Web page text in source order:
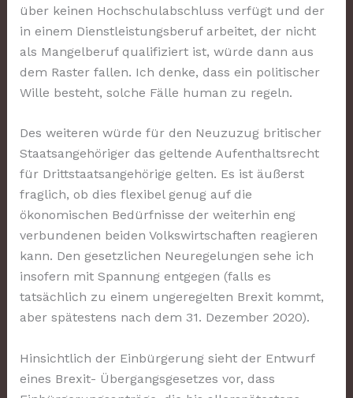
über keinen Hochschulabschluss verfügt und der
in einem Dienstleistungsberuf arbeitet, der nicht
als Mangelberuf qualifiziert ist, würde dann aus
dem Raster fallen. Ich denke, dass ein politischer
Wille besteht, solche Fälle human zu regeln.
Des weiteren würde für den Neuzuzug britischer
Staatsangehöriger das geltende Aufenthaltsrecht
für Drittstaatsangehörige gelten. Es ist äußerst
fraglich, ob dies flexibel genug auf die
ökonomischen Bedürfnisse der weiterhin eng
verbundenen beiden Volkswirtschaften reagieren
kann. Den gesetzlichen Neuregelungen sehe ich
insofern mit Spannung entgegen (falls es
tatsächlich zu einem ungeregelten Brexit kommt,
aber spätestens nach dem 31. Dezember 2020).
Hinsichtlich der Einbürgerung sieht der Entwurf
eines Brexit- Übergangsgesetzes vor, dass